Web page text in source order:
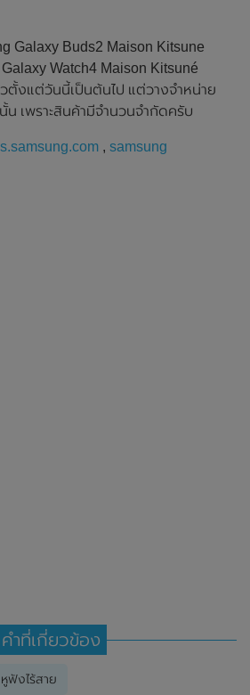
Galaxy Buds2 Maison Kitsune
Watch4 Maison Kitsuné
ตั้งแต่วันนี้เป็นต้นไป แต่วางจำหน่าย
นั้น เพราะสินค้ามีจำนวนจำกัดครับ
, samsung
คำที่เกี่ยวข้อง
หูฟังไร้สาย